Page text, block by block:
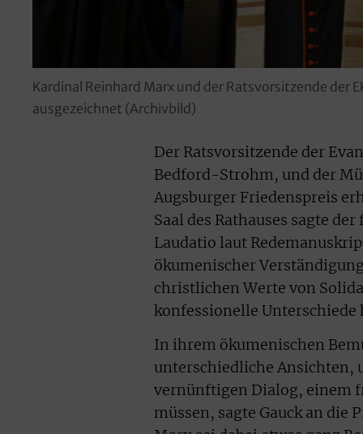
Kardinal Reinhard Marx und der Ratsvorsitzende
ausgezeichnet (Archivbild)
Der Ratsvorsitzende der
Bedford-Strohm, und der
Augsburger Friedenspreis
Saal des Rathauses sagte
Laudatio laut
ökumenischer
christlichen Werte von
konfessionelle
In ihrem ökumenischen
unterschiedliche Ansichten,
vernünftigen Dialog, einem
müssen, sagte Gauck an